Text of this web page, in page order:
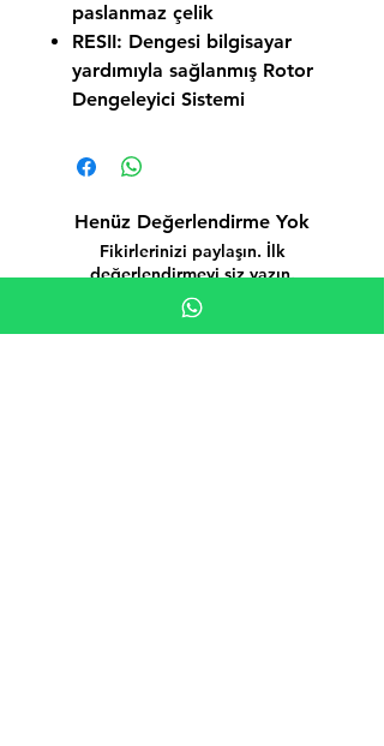
paslanmaz çelik
RESII: Dengesi bilgisayar
yardımıyla sağlanmış Rotor
Dengeleyici Sistemi
Henüz Değerlendirme Yok
Fikirlerinizi paylaşın. İlk
değerlendirmeyi siz yazın.